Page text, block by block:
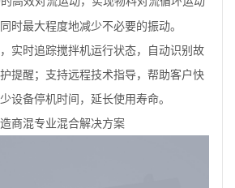
时最大程度地减少不必要的振动。
实时追踪搅拌机运行状态，自动识别故
提醒；支持远程技术指导，帮助客户快
设备停机时间，延长使用寿命。
商混专业混合解决方案